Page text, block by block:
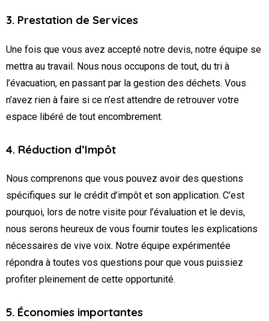
3. Prestation de Services
Une fois que vous avez accepté notre devis, notre équipe se
mettra au travail. Nous nous occupons de tout, du tri à
l’évacuation, en passant par la gestion des déchets. Vous
n’avez rien à faire si ce n’est attendre de retrouver votre
espace libéré de tout encombrement.
4. Réduction d’Impôt
Nous comprenons que vous pouvez avoir des questions
spécifiques sur le crédit d’impôt et son application. C’est
pourquoi, lors de notre visite pour l’évaluation et le devis,
nous serons heureux de vous fournir toutes les explications
nécessaires de vive voix. Notre équipe expérimentée
répondra à toutes vos questions pour que vous puissiez
profiter pleinement de cette opportunité.
5. Économies importantes